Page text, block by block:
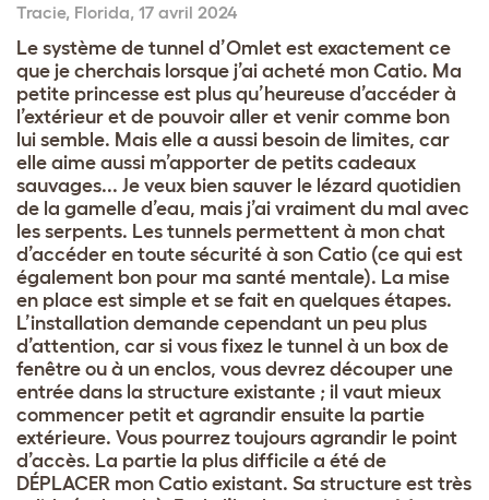
Tracie, Florida, 17 avril 2024
Le système de tunnel d’Omlet est exactement ce
que je cherchais lorsque j’ai acheté mon Catio. Ma
petite princesse est plus qu’heureuse d’accéder à
l’extérieur et de pouvoir aller et venir comme bon
lui semble. Mais elle a aussi besoin de limites, car
elle aime aussi m’apporter de petits cadeaux
sauvages... Je veux bien sauver le lézard quotidien
de la gamelle d’eau, mais j’ai vraiment du mal avec
les serpents. Les tunnels permettent à mon chat
d’accéder en toute sécurité à son Catio (ce qui est
également bon pour ma santé mentale). La mise
en place est simple et se fait en quelques étapes.
L’installation demande cependant un peu plus
d’attention, car si vous fixez le tunnel à un box de
fenêtre ou à un enclos, vous devrez découper une
entrée dans la structure existante ; il vaut mieux
commencer petit et agrandir ensuite la partie
extérieure. Vous pourrez toujours agrandir le point
d’accès. La partie la plus difficile a été de
DÉPLACER mon Catio existant. Sa structure est très